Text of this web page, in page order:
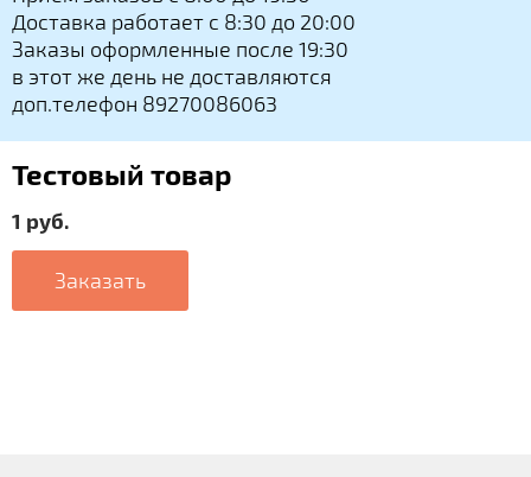
Доставка работает с 8:30 до 20:00
Заказы оформленные после 19:30
в этот же день не доставляются
доп.телефон 89270086063
Тестовый товар
1 руб.
Заказать